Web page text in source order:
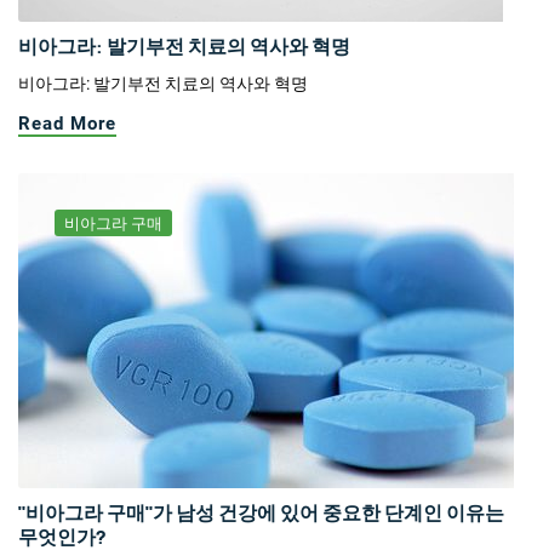
비아그라: 발기부전 치료의 역사와 혁명
비아그라: 발기부전 치료의 역사와 혁명
Read More
비아그라 구매
"비아그라 구매"가 남성 건강에 있어 중요한 단계인 이유는
무엇인가?